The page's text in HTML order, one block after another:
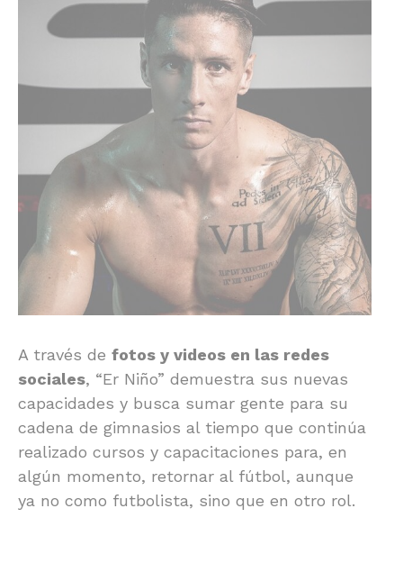
A través de fotos y videos en las redes
sociales, “Er Niño” demuestra sus nuevas
capacidades y busca sumar gente para su
cadena de gimnasios al tiempo que continúa
realizado cursos y capacitaciones para, en
algún momento, retornar al fútbol, aunque
ya no como futbolista, sino que en otro rol.